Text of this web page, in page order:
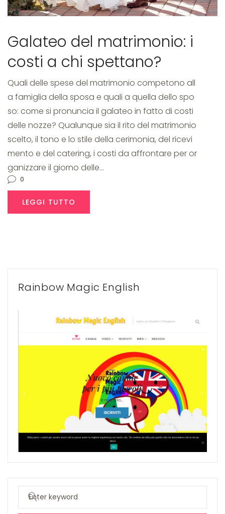
Galateo del matrimonio: i
costi a chi spettano?
Quali delle spese del matrimonio competono all
a famiglia della sposa e quali a quella dello spo
so: come si pronuncia il galateo in fatto di costi
delle nozze? Qualunque sia il rito del matrimonio
scelto, il tono e lo stile della cerimonia, del ricevi
mento e del catering, i costi da affrontare per or
ganizzare il giorno delle…
0
LEGGI TUTTO
Rainbow Magic English
Search